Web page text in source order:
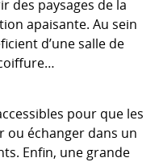
des paysages de la
apaisante. Au sein
d’une salle de
pour que les
ou échanger dans un
Enfin, une grande